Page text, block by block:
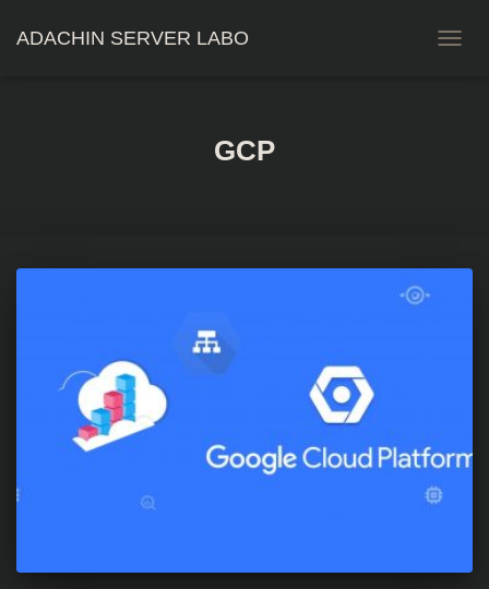
ADACHIN SERVER LABO
GCP